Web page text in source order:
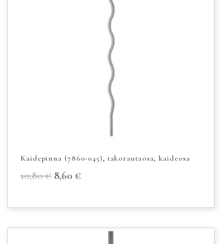
Kaidepinna (7860-045), takorautaosa, kaideosa
10,80€ 8,60€